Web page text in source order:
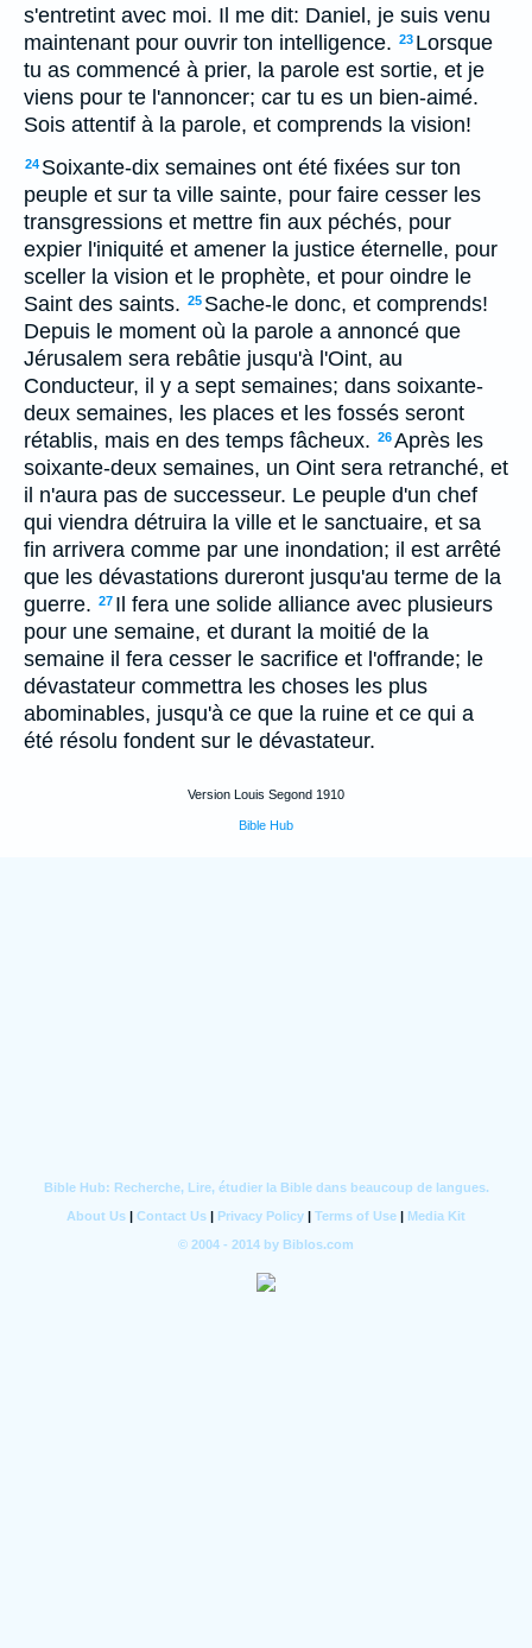
s'entretint avec moi. Il me dit: Daniel, je suis venu
maintenant pour ouvrir ton intelligence. 23 Lorsque
tu as commencé à prier, la parole est sortie, et je
viens pour te l'annoncer; car tu es un bien-aimé.
Sois attentif à la parole, et comprends la vision!
24 Soixante-dix semaines ont été fixées sur ton
peuple et sur ta ville sainte, pour faire cesser les
transgressions et mettre fin aux péchés, pour
expier l'iniquité et amener la justice éternelle, pour
sceller la vision et le prophète, et pour oindre le
Saint des saints. 25 Sache-le donc, et comprends!
Depuis le moment où la parole a annoncé que
Jérusalem sera rebâtie jusqu'à l'Oint, au
Conducteur, il y a sept semaines; dans soixante-
deux semaines, les places et les fossés seront
rétablis, mais en des temps fâcheux. 26Après les
soixante-deux semaines, un Oint sera retranché, et
il n'aura pas de successeur. Le peuple d'un chef
qui viendra détruira la ville et le sanctuaire, et sa
fin arrivera comme par une inondation; il est arrêté
que les dévastations dureront jusqu'au terme de la
guerre. 27 Il fera une solide alliance avec plusieurs
pour une semaine, et durant la moitié de la
semaine il fera cesser le sacrifice et l'offrande; le
dévastateur commettra les choses les plus
abominables, jusqu'à ce que la ruine et ce qui a
été résolu fondent sur le dévastateur.
Version Louis Segond 1910
Bible Hub